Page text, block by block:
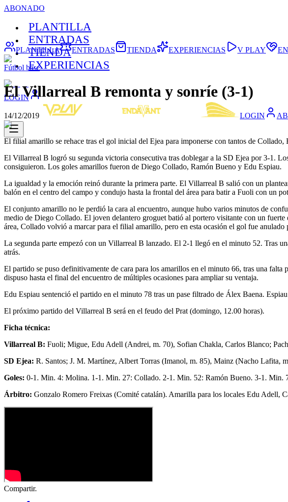
ABONADO
PLANTILLA
ENTRADAS
TIENDA
EXPERIENCIAS
LOGIN
LOGIN
PLANTILLA ENTRADAS TIENDA EXPERIENCIAS V PLAY
Fútbol base
El Villarreal B remonta y sonríe (3-1)
14/12/2019
El filial amarillo se rehace tras el gol inicial del Ejea para imponerse con tantos de Collado,
El Villarreal B logró su segunda victoria consecutiva tras doblegar a la SD Ejea por 3-1.
consiguieron. Los goles amarillos fueron de Diego Collado, Ramón Bueno y Edu Espiau.
La igualdad y la emoción reinó durante la primera parte. El Villarreal B salió con un
balón en el centro del campo y condujo hasta la frontal del área para batir a Fuoli con un
El conjunto amarillo no le perdió la cara al encuentro, aunque hubo varios minutos de
medio de Diego Collado. El joven delantero groguet batió al portero visitante con un
área, Collado volvió a marcar para el filial amarillo, pero en esta ocasión el gol fue anulado
La segunda parte empezó con un Villarreal B lanzado. El 2-1 llegó en el minuto 52. Tras
atrás.
El partido se puso definitivamente de cara para los amarillos en el minuto 66, tras una
dispuso hasta el final del encuentro de múltiples ocasiones para ampliar su ventaja.
Edu Espiau sentenció el partido en el minuto 78 tras un pase filtrado de Álex Baena.
El próximo partido del Villarreal B será en el feudo del Prat (domingo, 12.00 horas).
Ficha técnica:
Villarreal B: Fuoli; Migue, Edu Adell (Andrei, m. 70), Sofian Chakla, Carlos Blanco;
SD Ejea: R. Santos; J. M. Martínez, Albert Torras (Imanol, m. 85), Mainz (Nacho Lafita,
Goles: 0-1. Min. 4: Molina. 1-1. Min. 27: Collado. 2-1. Min. 52: Ramón Bueno. 3-1. Min.
Árbitro: Gonzalo Romero Freixas (Comité catalán). Amarilla para los locales Edu Adell,
Compartir.